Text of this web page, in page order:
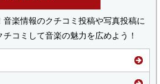
楽情報のクチコミ投稿や写真投稿に
コミして音楽の魅力を広めよう！